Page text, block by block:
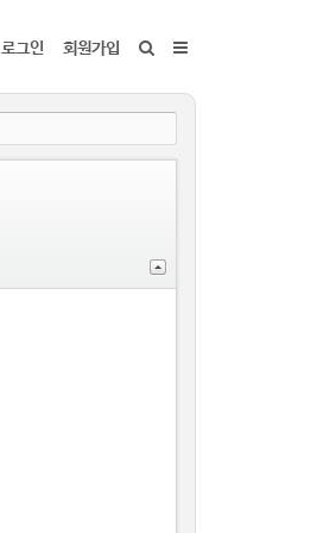
로그인 회원가입